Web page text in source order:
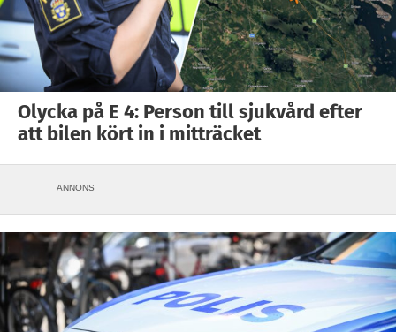
Olycka på E 4: Person till sjukvård efter
att bilen kört in i mitträcket
ANNONS